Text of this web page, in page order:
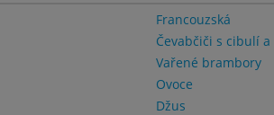
Francouzská
Čevabčiči s cibulí
Vařené brambory
Ovoce
Džus